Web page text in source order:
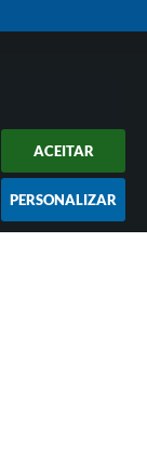
ACEITAR
PERSONALIZAR